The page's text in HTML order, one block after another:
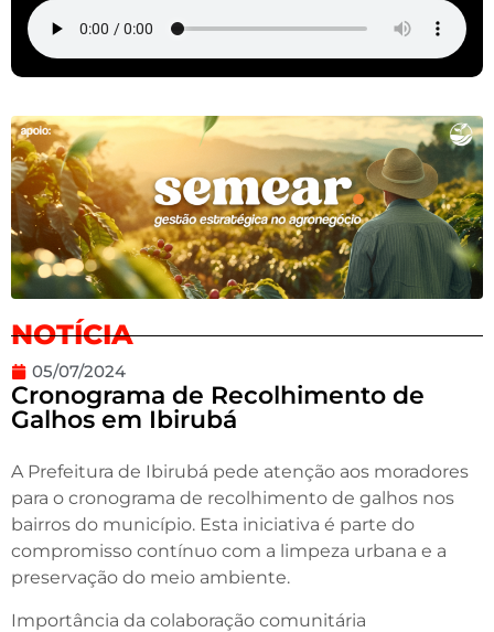
NOTÍCIA
05/07/2024
Cronograma de Recolhimento de
Galhos em Ibirubá
A Prefeitura de Ibirubá pede atenção aos moradores
para o cronograma de recolhimento de galhos nos
bairros do município. Esta iniciativa é parte do
compromisso contínuo com a limpeza urbana e a
preservação do meio ambiente.
Importância da colaboração comunitária